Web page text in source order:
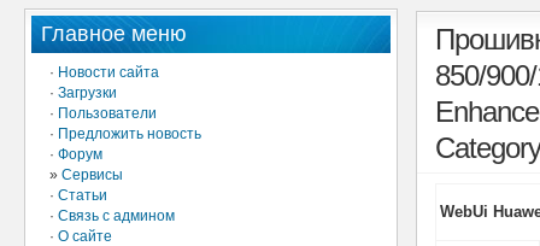
Главное меню
· Новости сайта
· Загрузки
· Пользователи
· Предложить новость
· Форум
» Сервисы
· Статьи
· Связь с админом
· О сайте
850/
WebUi